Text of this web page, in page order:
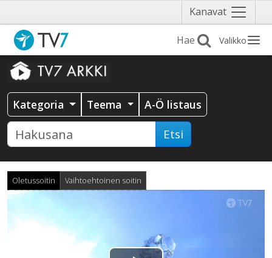
Kanavat Näytä
valikko
Valikko
Kategoria Teema A-Ö listaus
Etsi
Oletussoitin Vaihtoehtoinen soitin